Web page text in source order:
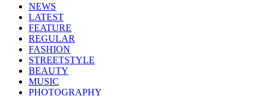
NEWS
LATEST
FEATURE
REGULAR
FASHION
STREETSTYLE
BEAUTY
MUSIC
PHOTOGRAPHY